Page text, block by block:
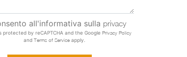
all'informativa sulla privacy
protected by reCAPTCHA and the Google Privacy Policy
and Terms of Serviceapply.